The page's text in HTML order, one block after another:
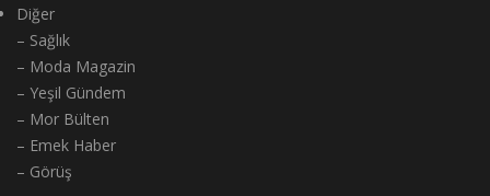
Diğer
– Sağlık
– Moda Magazin
– Yeşil Gündem
– Mor Bülten
– Emek Haber
– Görüş